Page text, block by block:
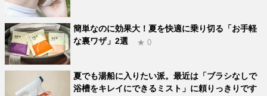
簡単なのに効果大！夏を快適に乗り切る「お手軽
な裏ワザ」2選
★ 0
夏でも湯船に入りたい派。最近は「ブラシなしで
浴槽をキレイにできるミスト」に頼りっきりです